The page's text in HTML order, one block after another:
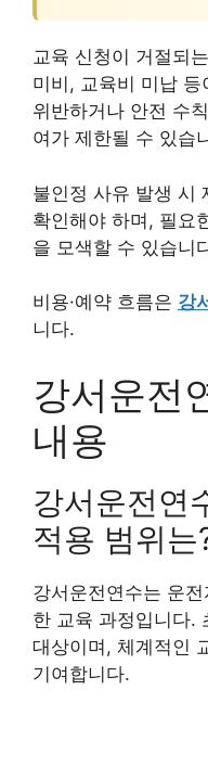
교육 신청이 거절되
미비, 교육비 미납
위반하거나 안전 수
여가 제한될 수 있습
불인정 사유 발생 시
확인해야 하며, 필요
을 모색할 수 있습니
비용·예약 흐름은 강
니다.
강서운전
내용
강서운전연
적용 범위는
강서운전연수는 운
한 교육 과정입니다.
대상이며, 체계적인
기여합니다.